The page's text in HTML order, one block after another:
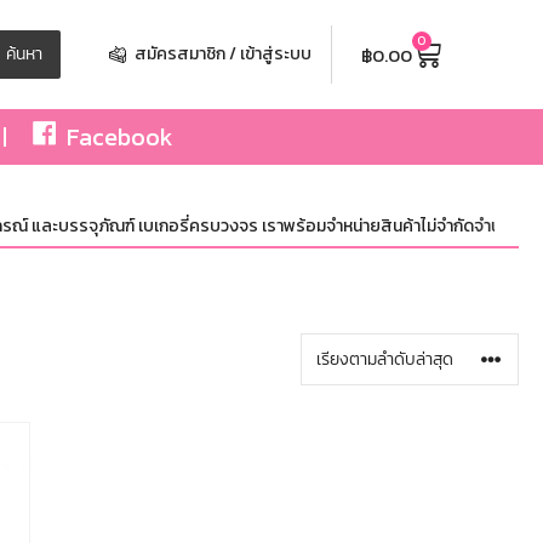
ค้นหา สมัครสมาชิก / เข้าสู่ระบบ ฿0.00 0
Facebook
ละบรรจุภัณฑ์ เบเกอรี่ครบวงจร เราพร้อมจำหน่ายสินค้าไม่จำกัดจำนวน ทั้ง